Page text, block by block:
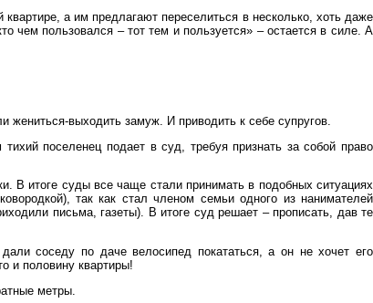
а им предлагают переселиться в несколько, хоть даже
чем пользовался – тот тем и пользуется» – остается в силе. А
жениться-выходить замуж. И приводить к себе супругов.
поселенец подает в суд, требуя признать за собой право
В итоге суды все чаще стали принимать в подобных ситуациях
так как стал членом семьи одного из нанимателей
письма, газеты). В итоге суд решает – прописать, дав те
соседу по даче велосипед покататься, а он не хочет его
и половину квартиры!
метры.